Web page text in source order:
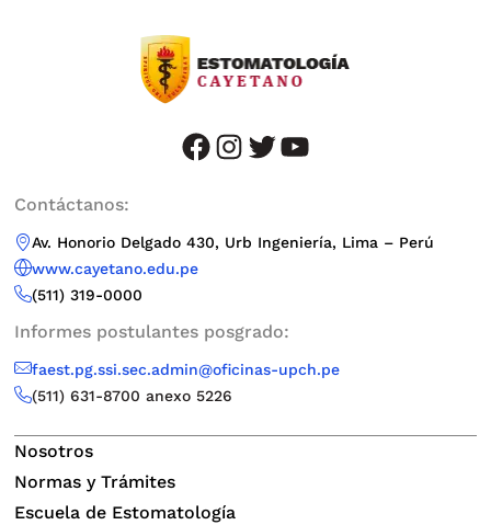
facebook instagram twitter youtube
Contáctanos:
Av. Honorio Delgado 430, Urb Ingeniería, Lima – Perú
www.cayetano.edu.pe
(511) 319-0000
Informes postulantes posgrado:
faest.pg.ssi.sec.admin@oficinas-upch.pe
(511)631-8700 anexo 5226
Nosotros
Normas y Trámites
Escuela de Estomatología